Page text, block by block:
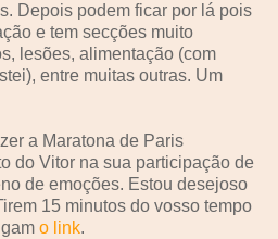
Depois podem ficar por lá pois
e tem secções muito
lesões, alimentação (com
entre muitas outras. Um
a Maratona de Paris
do Vitor na sua participação de
de emoções. Estou desejoso
15 minutos do vosso tempo
o link.